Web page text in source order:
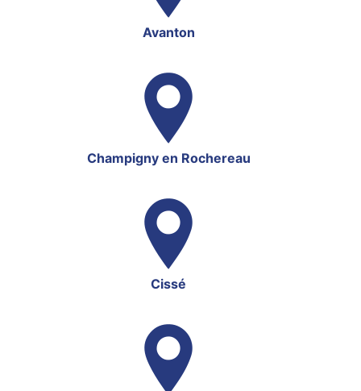
Avanton
Champigny en Rochereau
Cissé